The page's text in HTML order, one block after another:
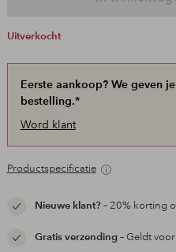
Uitverkocht
Eerste aankoop? We geven
bestelling.*
Word klant
Productspecificatie
Nieuwe klant?– 20% korting
Gratis verzending– Geldt